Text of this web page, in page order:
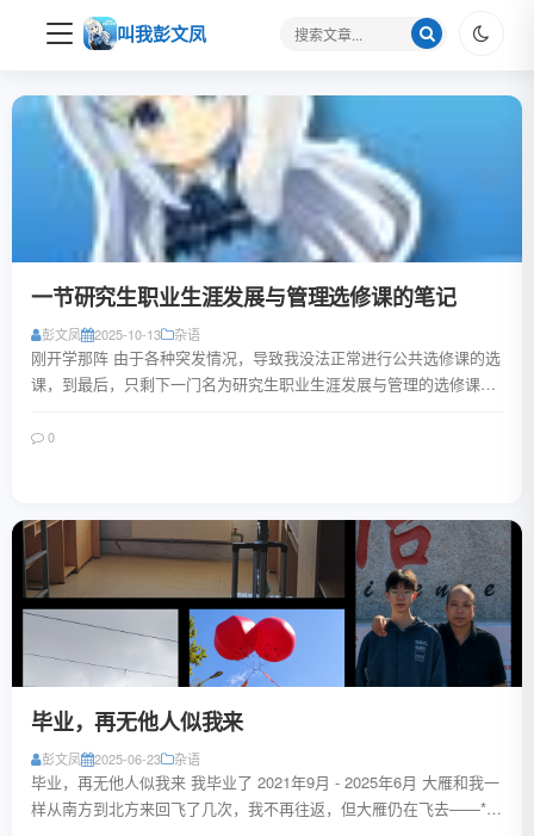
叫我彭文凤
搜
一节研究生职业生涯发展与管理选修课的笔记
彭文凤 2025-10-13 杂语
刚开学那阵 由于各种突发情况，导致我没法正常进行公共选修课的选
课，到最后，只剩下一门名为研究生职业生涯发展与管理的选修课，
0
毕业，再无他人似我来
彭文凤 2025-06-23 杂语
毕业，再无他人似我来 我毕业了 2021年9月 - 2025年6月 大雁和我一
样从南方到北方来回飞了几次，我不再往返，但大雁仍在飞去——**